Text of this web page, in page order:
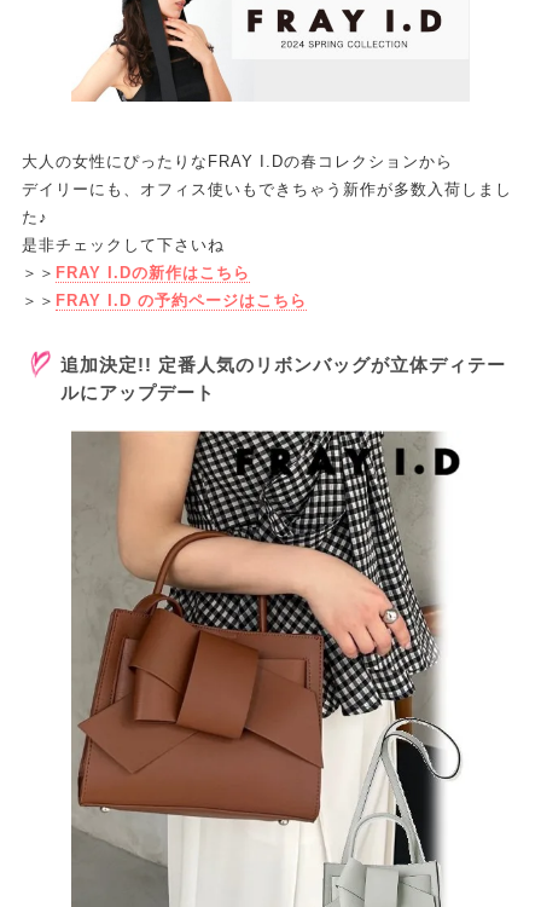
大人の女性にぴったりなFRAY I.Dの春コレクションから
デイリーにも、オフィス使いもできちゃう新作が多数入荷しまし
た♪
是非チェックして下さいね
＞＞ FRAY I.Dの新作はこちら
＞＞ FRAY I.D の予約ページはこちら
追加決定!! 定番人気のリボンバッグが立体ディテー
ルにアップデート